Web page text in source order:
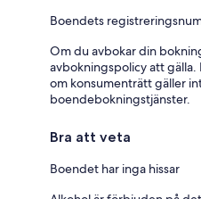
Boendets
Om du avbokar din
avbokningspolicy att
om konsumenträtt gäller
boendebokningstjänster.
Bra att veta
Boendet har inga hissar